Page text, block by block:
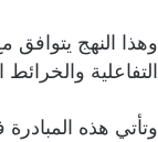
وهذا النهج
التفاعلية
وتأتي هذه